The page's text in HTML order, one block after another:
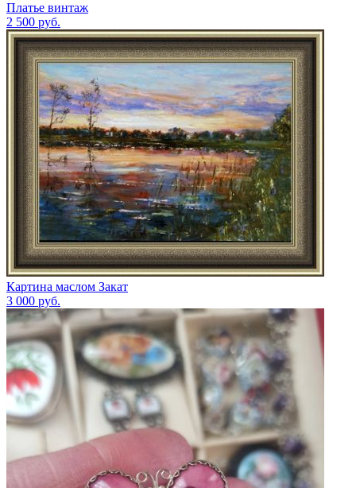
Платье винтаж
2 500 руб.
Картина маслом Закат
3 000 руб.